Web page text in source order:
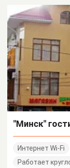
"Минск"
Интернет Wi-Fi
Работает